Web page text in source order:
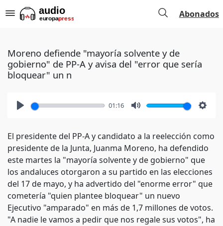
Abonados
Moreno defiende "mayoría solvente y de
gobierno" de PP-A y avisa del "error que sería
bloquear" un n
01:16
El presidente del PP-A y candidato a la reelección como
presidente de la Junta, Juanma Moreno, ha defendido
este martes la "mayoría solvente y de gobierno" que
los andaluces otorgaron a su partido en las elecciones
del 17 de mayo, y ha advertido del "enorme error" que
cometería "quien plantee bloquear" un nuevo
Ejecutivo "amparado" en más de 1,7 millones de votos.
"A nadie le vamos a pedir que nos regale sus votos", ha